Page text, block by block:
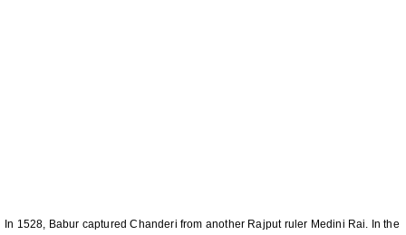
In 1528, Babur captured Chanderi from another Rajput ruler Medini Rai. In the